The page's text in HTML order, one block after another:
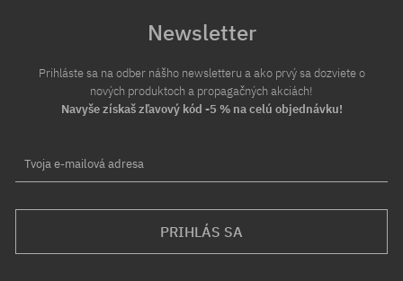
Newsletter
Prihláste sa na odber nášho newsletteru a ako prvý sa dozviete o
nových produktoch a propagačných akciách!
Navyše získaš zľavový kód -5 % na celú objednávku!
Tvoja e-mailová adresa
PRIHLÁS SA